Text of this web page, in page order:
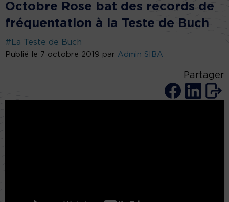
Octobre Rose bat des records de
fréquentation à la Teste de Buch
#La Teste de Buch
Publié le 7 octobre 2019 par Admin SIBA
Partager